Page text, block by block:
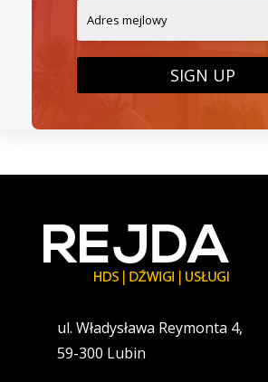
SIGN UP
ul. Władysława Reymonta 4,
59-300 Lubin